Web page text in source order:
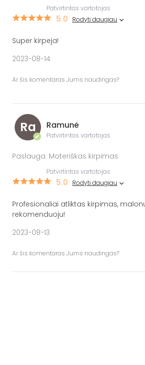
Patvirtintas vartotojas
5.0 Rodyti daugiau
Super kirpeja!
2023-08-14
Ar šis komentaras Jums naudingas?
Ra
✔
Ramunė
Patvirtintas vartotojas
Paslauga: Moteriškas kirpimas
Patvirtintas vartotojas
5.0 Rodyti daugiau
Profesionaliai atliktas kirpimas,
rekomenduoju!
2023-08-13
Ar šis komentaras Jums naudingas?